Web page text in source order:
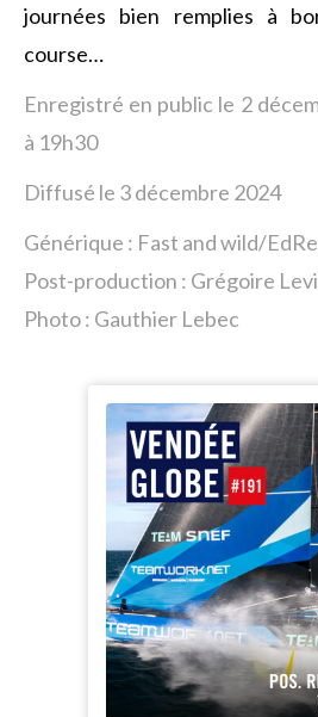
journées bien remplies à
course…
Enregistré en public le 2
à 19h30
Diffusé le 3 décembre 2024
Générique : Fast and wild/
Post-production : Grégoire
Photo : Gauthier Lebec